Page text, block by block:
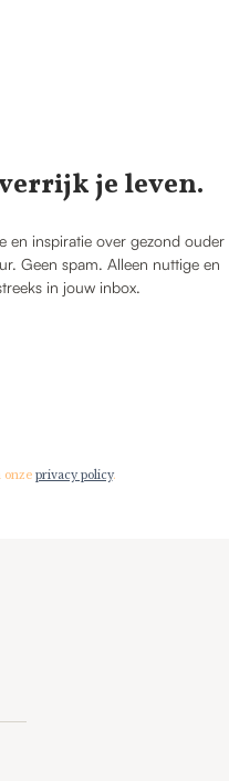
je leven.
en inspiratie over gezond ouder
Geen spam. Alleen nuttige en
in jouw inbox.
onze privacy policy.